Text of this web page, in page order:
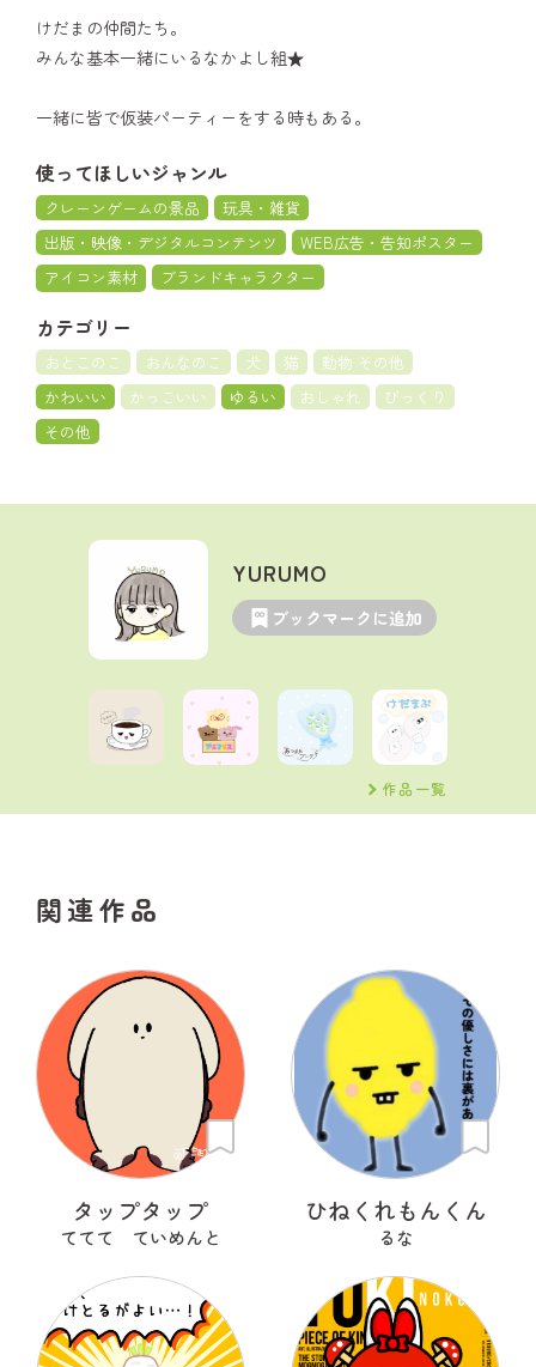
けだまの仲間たち。
みんな基本一緒にいるなかよし組★
一緒に皆で仮装パーティーをする時もある。
使ってほしいジャンル
クレーンゲームの景品
玩具・雑貨
出版・映像・デジタルコンテンツ
WEB広告・告知ポスター
アイコン素材
ブランドキャラクター
カテゴリー
おとこのこ おんなのこ 犬 猫
動物 その他
かわいい
かっこいい ゆるい おしゃれ
びっくり
その他
YURUMO
ブックマークに追加
作品一覧
関連作品
タップタップ
ててて ていめんと
ひねくれもんくん
るな